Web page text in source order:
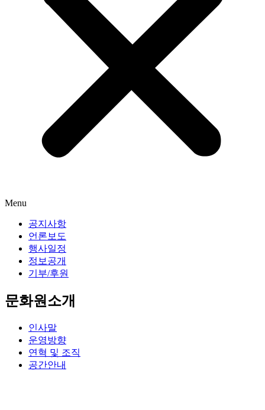
Menu
공지사항
언론보도
행사일정
정보공개
기부/후원
문화원소개
인사말
운영방향
연혁 및 조직
공간안내